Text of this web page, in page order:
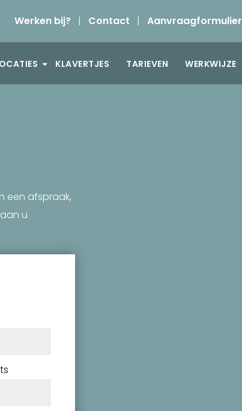
Werken bij?| Contact | Aanvraagformulier
KLAVERTJES TARIEVEN WERKWIJZE
een afspraak,
u